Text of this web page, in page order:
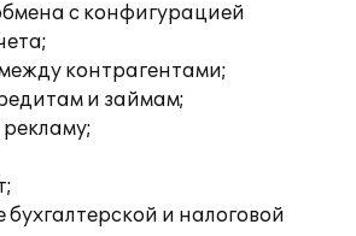
с конфигурацией
контрагентами;
и займам;
и налоговой